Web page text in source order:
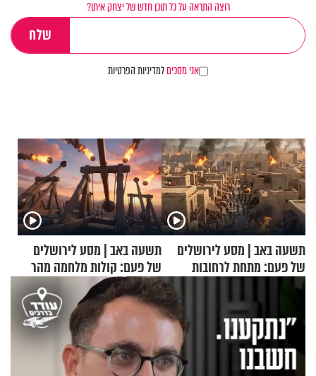
רוצה התראה על כל תוכן חדש של יצחק איתן?
אני מסכיםלמדיניות הפרטיות
תשעה באב | מסע לירושלים
של פעם: מתחת לרחובות
ירושלים
תשעה באב | מסע לירושלים
של פעם: קולות מלחמה מהר
הזיתים